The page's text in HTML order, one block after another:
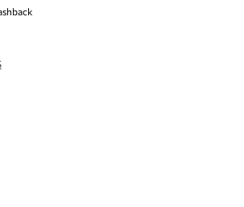
pedidos, devoluções e mais.
pedidos e solicite devoluções.